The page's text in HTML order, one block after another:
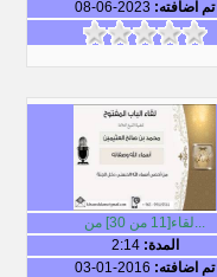
تم اضافته:
لقاء[11 من 30] من...
المدة: 2:14
تم اضافته: